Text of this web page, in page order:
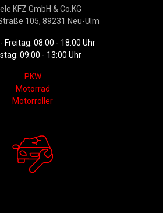
KFZ GmbH & Co.KG
105, 89231 Neu-Ulm
Freitag: 08:00 - 18:00 Uhr
09:00 - 13:00 Uhr
PKW
Motorrad
Motorroller